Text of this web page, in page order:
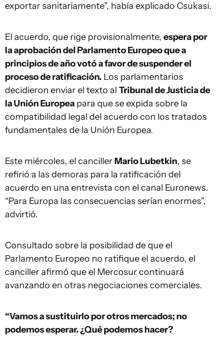
exportar sanitariamente”, había explicado Csukasi.
El acuerdo, que rige provisionalmente, espera por
la aprobación del Parlamento Europeo que a
principios de año votó a favor de suspender el
proceso de ratificación. Los parlamentarios
decidieron enviar el texto al Tribunal de Justicia de
la Unión Europea para que se expida sobre la
compatibilidad legal del acuerdo con los tratados
fundamentales de la Unión Europea.
Este miércoles, el canciller Mario Lubetkin, se
refirió a las demoras para la ratificación del
acuerdo en una entrevista con el canal Euronews.
“Para Europa las consecuencias serían enormes”,
advirtió.
Consultado sobre la posibilidad de que el
Parlamento Europeo no ratifique el acuerdo, el
canciller afirmó que el Mercosur continuará
avanzando en otras negociaciones comerciales.
“Vamos a sustituirlo por otros mercados; no
podemos esperar. ¿Qué podemos hacer?